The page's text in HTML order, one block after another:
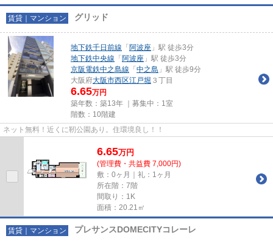
賃貸｜マンション グリッド
地下鉄千日前線 「 阿波座 」駅 徒歩3分
地下鉄中央線 「 阿波座 」駅 徒歩3分
京阪電鉄中之島線 「 中之島 」駅 徒歩9分
大阪府大阪市西区江戸堀 ３丁目
6.65万円
築年数：築13年 ｜募集中： 1室
階数：10階建
ネット無料！近くに靭公園あり。住環境良し！！
6.65万円
(管理費・共益費 7,000円)
敷：0ヶ月｜礼：1ヶ月
所在階：7階
間取り：1K
面積：20.21㎡
賃貸｜マンション プレサンスDOMECITYコレーレ